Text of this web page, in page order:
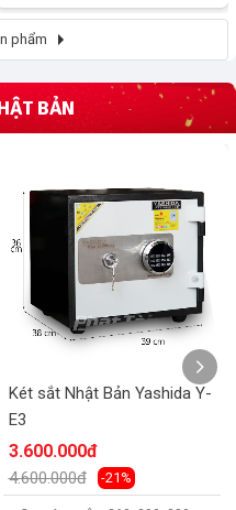
phẩm
BẢN
Két sắt Nhật Bản Yashida Y-
E3
3.600.000đ
4.600.000đ -21%